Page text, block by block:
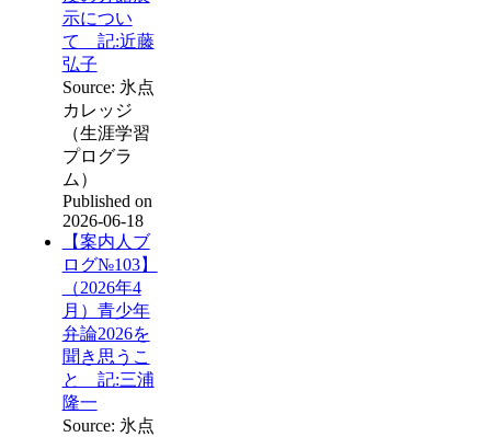
示につい
て 記:近藤
弘子
Source: 氷点
カレッジ
（生涯学習
プログラ
ム）
Published on
2026-06-18
【案内人ブ
ログ№103】
（2026年4
月）青少年
弁論2026を
聞き思うこ
と 記:三浦
隆一
Source: 氷点